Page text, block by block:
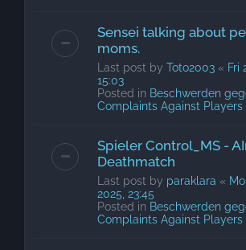
Sensei talking about
moms.
Last post by Toto2003 « Fri
15:03
Posted in Beschwerden
Complaints Against Players
Spieler Control_MS -
Deathmatch
Last post by paraklara «
2025, 23:45
Posted in Beschwerden
Complaints Against Players